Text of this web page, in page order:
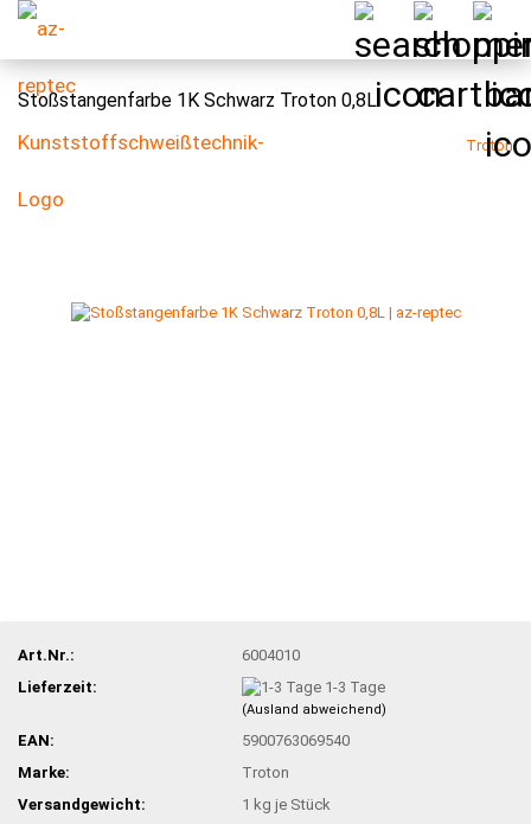
Stoßstangenfarbe 1K Schwarz Troton 0,8L
Troton
Art.Nr.:
6004010
Lieferzeit:
1-3 Tage
(Ausland abweichend)
EAN:
5900763069540
Marke:
Troton
Versandgewicht:
1 kg je Stück